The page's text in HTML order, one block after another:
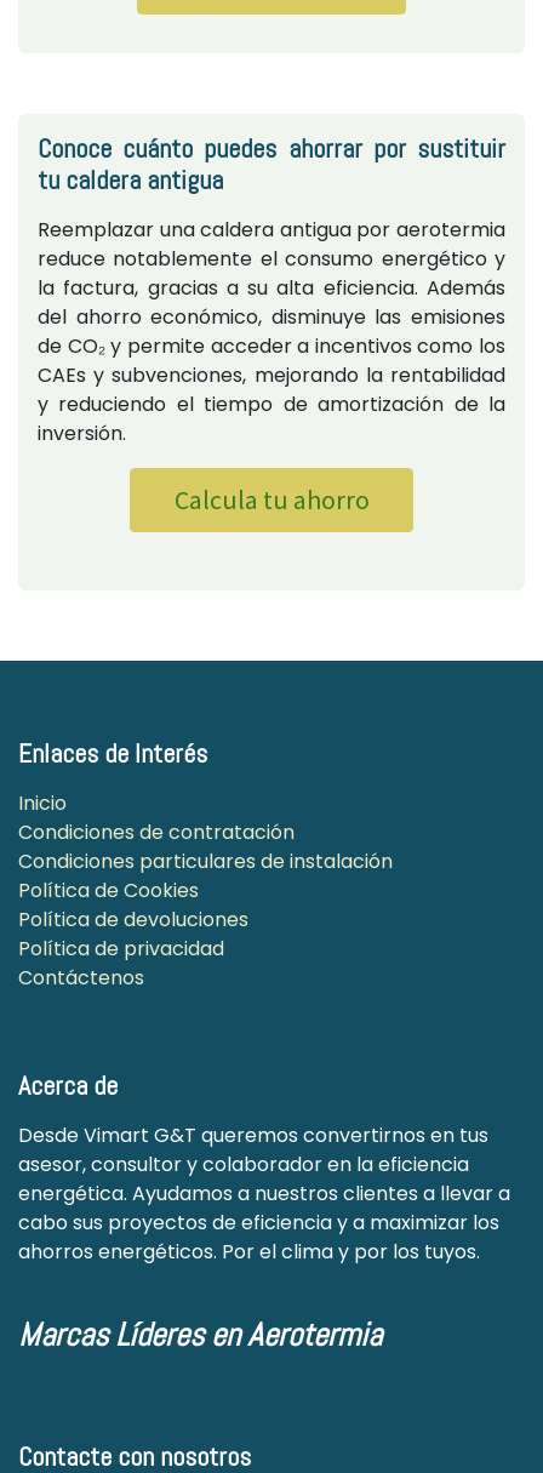
Conoce cuánto puedes ahorrar por sustituir
tu caldera antigua
Reemplazar una caldera antigua por aerotermia
reduce notablemente el consumo energético y
la factura, gracias a su alta eficiencia. Además
del ahorro económico, disminuye las emisiones
de CO₂ y permite acceder a incentivos como los
CAEs y subvenciones, mejorando la rentabilidad
y reduciendo el tiempo de amortización de la
inversión.
Calcula tu ahorro
Enlaces de Interés
Inicio
Condiciones de contratación
Condiciones particulares de instalación
Política de Cookies
Política de devoluciones
Política de privacidad
Contáctenos
Acerca de
Desde Vimart G&T queremos convertirnos en tus
asesor, consultor y colaborador en la eficiencia
energética. Ayudamos a nuestros clientes a llevar a
cabo sus proyectos de eficiencia y a maximizar los
ahorros energéticos. Por el clima y por los tuyos.
Marcas Líderes en Aerotermia
Contacte con nosotros